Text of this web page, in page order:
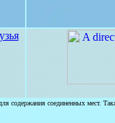
содержания соединенных мест.